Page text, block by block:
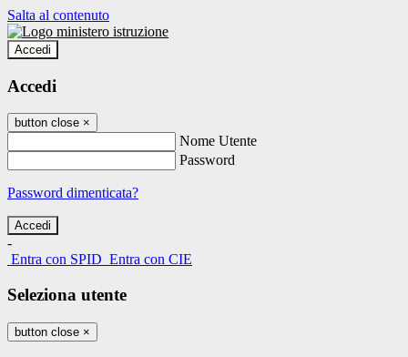
Salta al contenuto
Accedi
Accedi
button close ×
Nome Utente
Password
Password dimenticata?
-
Entra con SPID Entra con CIE
Seleziona utente
button close ×